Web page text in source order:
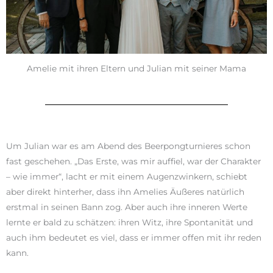
Amelie mit ihren Eltern und Julian mit seiner Mama
Um Julian war es am Abend des Beerpongturnieres schon
fast geschehen. „Das Erste, was mir auffiel, war der Charakter
– wie immer“, lacht er mit einem Augenzwinkern, schiebt
aber direkt hinterher, dass ihn Amelies Äußeres natürlich
erstmal in seinen Bann zog. Aber auch ihre inneren Werte
lernte er bald zu schätzen: ihren Witz, ihre Spontanität und
auch ihm bedeutet es viel, dass er immer offen mit ihr reden
kann.